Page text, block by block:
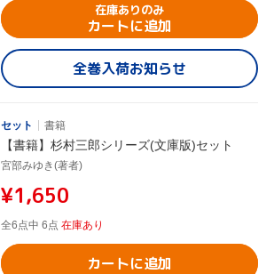
在庫ありのみ
カートに追加
全巻入荷お知らせ
セット 書籍
【書籍】杉村三郎シリーズ(文庫版)セット
宮部みゆき(著者)
¥1,650
全6点中 6点 在庫あり
カートに追加